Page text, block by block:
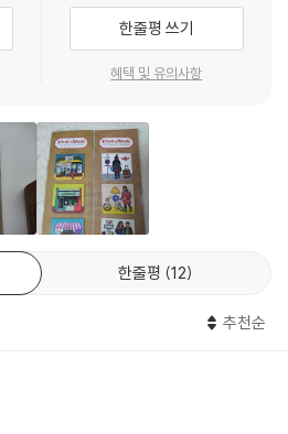
한줄평 쓰기
혜택 및 유의사항
한줄평 12
추천순